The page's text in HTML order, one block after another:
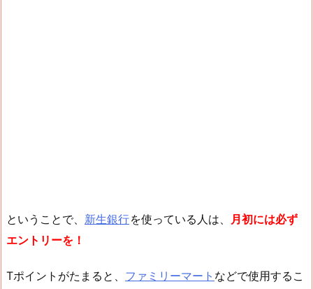
ということで、 新生銀行を使っている人は、 月初には必ず
エントリーを！
Tポイントがたまると、 ファミリーマート などで使用するこ